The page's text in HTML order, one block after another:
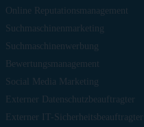
Online Reputationsmanagement
Suchmaschinenmarketing
Suchmaschinenwerbung
Bewertungsmanagement
Social Media Marketing
Externer Datenschutzbeauftragter
Externer IT-Sicherheitsbeauftragter